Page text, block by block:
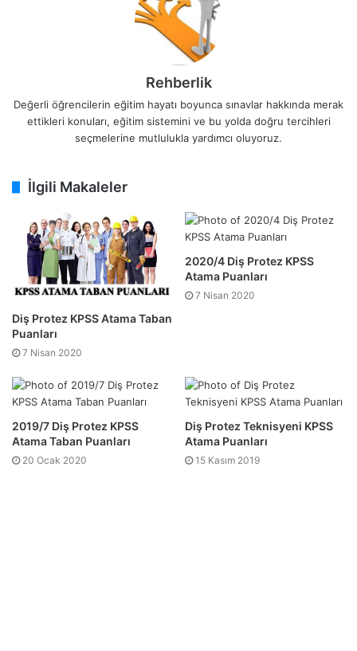
Rehberlik
Değerli öğrencilerin eğitim hayatı boyunca sınavlar hakkında merak
ettikleri konuları, eğitim sistemini ve bu yolda doğru tercihleri
seçmelerine mutlulukla yardımcı oluyoruz.
İlgili Makaleler
Diş Protez KPSS Atama Taban
Puanları
7 Nisan 2020
2020/4 Diş Protez KPSS
Atama Puanları
7 Nisan 2020
2019/7 Diş Protez KPSS
Atama Taban Puanları
20 Ocak 2020
Diş Protez Teknisyeni KPSS
Atama Puanları
15 Kasım 2019